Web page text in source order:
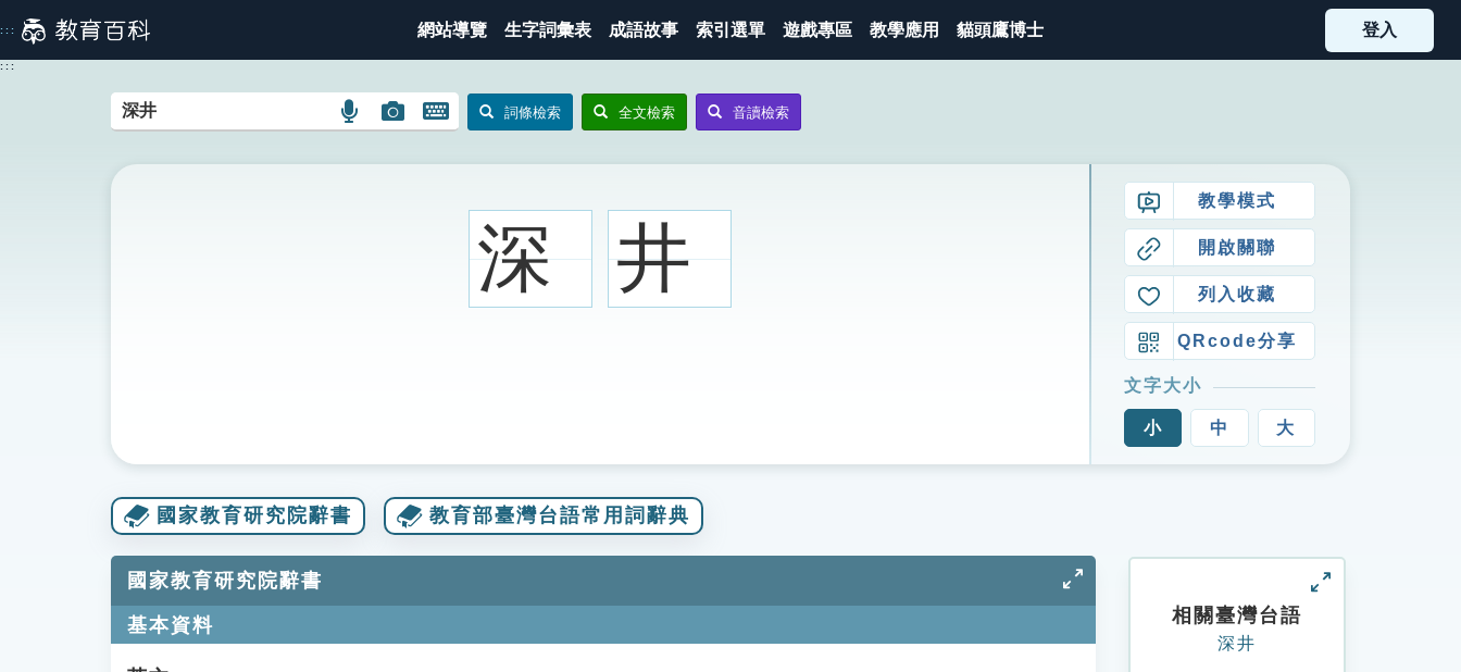
到
主
::: 網站導覽 生字詞彙表 成語故事 索引選單 遊戲專區 教學應用 貓頭鷹博士 登入
:::
語
搜
圖
搜
開
鍵
詞條檢索 全文檢索 音讀檢索
深 井
教學模式
開啟關聯
列入收藏
QRcode分享
文字大小
小 中 大
國家教育研究院辭書 教育部臺灣台語常用詞辭典
國家教育研究院辭書
基本資料 相關臺灣台語
深井